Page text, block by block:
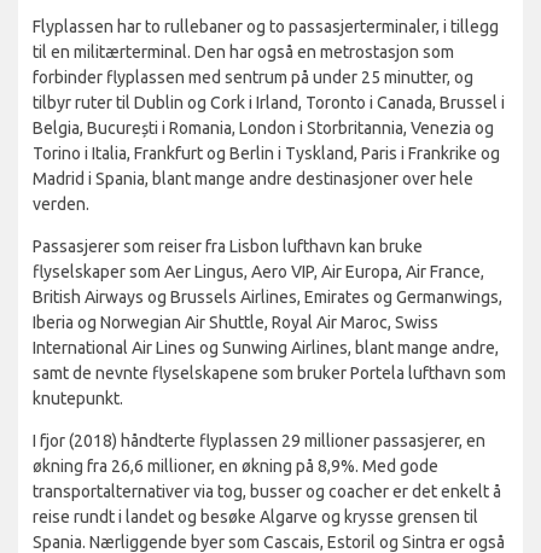
Flyplassen har to rullebaner og to passasjerterminaler, i tillegg
til en militærterminal. Den har også en metrostasjon som
forbinder flyplassen med sentrum på under 25 minutter, og
tilbyr ruter til Dublin og Cork i Irland, Toronto i Canada, Brussel i
Belgia, București i Romania, London i Storbritannia, Venezia og
Torino i Italia, Frankfurt og Berlin i Tyskland, Paris i Frankrike og
Madrid i Spania, blant mange andre destinasjoner over hele
verden.
Passasjerer som reiser fra Lisbon lufthavn kan bruke
flyselskaper som Aer Lingus, Aero VIP, Air Europa, Air France,
British Airways og Brussels Airlines, Emirates og Germanwings,
Iberia og Norwegian Air Shuttle, Royal Air Maroc, Swiss
International Air Lines og Sunwing Airlines, blant mange andre,
samt de nevnte flyselskapene som bruker Portela lufthavn som
knutepunkt.
I fjor (2018) håndterte flyplassen 29 millioner passasjerer, en
økning fra 26,6 millioner, en økning på 8,9%. Med gode
transportalternativer via tog, busser og coacher er det enkelt å
reise rundt i landet og besøke Algarve og krysse grensen til
Spania. Nærliggende byer som Cascais, Estoril og Sintra er også